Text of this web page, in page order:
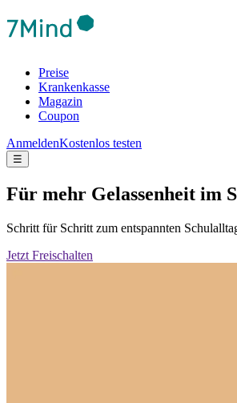
Preise
Krankenkasse
Magazin
Coupon
AnmeldenKostenlos testen
☰
Für mehr Gelassenheit im
Schritt für Schritt zum entspannten
Jetzt Freischalten